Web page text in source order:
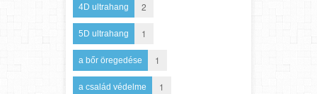
4D ultrahang 2
5D ultrahang 1
a bőr öregedése 1
a család védelme 1